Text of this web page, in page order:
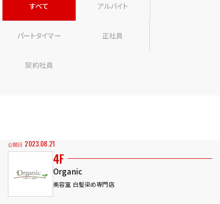
すべて アルバイト
パートタイマー 正社員
契約社員
公開日 2023.08.21
4F
Organic
美容室 白髪染め専門店